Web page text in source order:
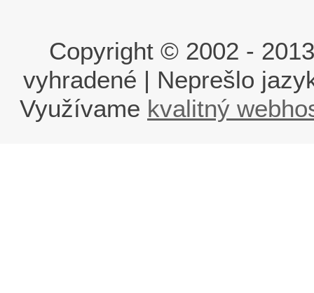
Copyright © 2002 -
vyhradené | Neprešlo
Využívame kvalitný